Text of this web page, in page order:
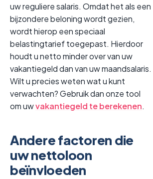
uw reguliere salaris. Omdat het als een
bijzondere beloning wordt gezien,
wordt hierop een speciaal
belastingtarief toegepast. Hierdoor
houdt u netto minder over van uw
vakantiegeld dan van uw maandsalaris.
Wilt u precies weten wat u kunt
verwachten? Gebruik dan onze tool
om uwvakantiegeld te berekenen.
Andere factoren die
uw nettoloon
beïnvloeden